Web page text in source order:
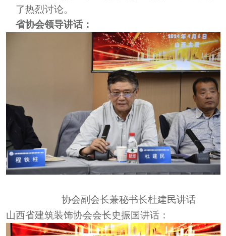
了热烈讨论。
省协会领导讲话：
协会副会长兼秘书长杜建民讲话
山西省建筑装饰协会会长史振国讲话 ：